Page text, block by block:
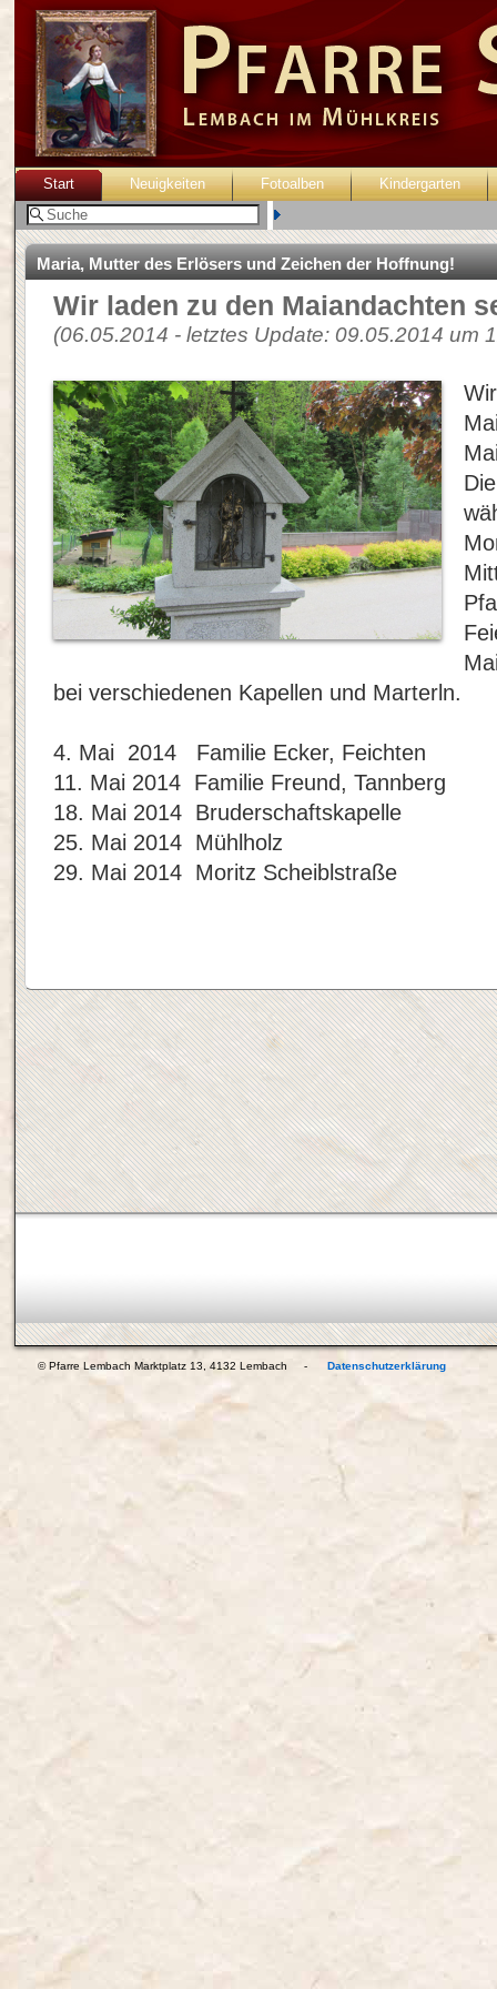
Start Neuigkeiten Fotoalben Kindergarten
Maria, Mutter des Erlösers und Zeichen der Hoffnung!
Wir laden zu den Maiandachten
(06.05.2014 - letztes Update: 09.05.2014 um
bei verschiedenen Kapellen und Marterln.
4. Mai 2014 Familie Ecker, Feichten
11. Mai 2014 Familie Freund, Tannberg
18. Mai 2014 Bruderschaftskapelle
25. Mai 2014 Mühlholz
29. Mai 2014 Moritz Scheiblstraße
© Pfarre Lembach Marktplatz 13, 4132 Lembach - Datenschutzerklärung